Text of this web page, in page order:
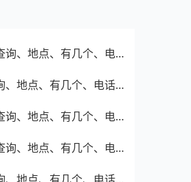
双滦区驾考考场查询、地点、有几个、电话、上班时间
南昌驾考考场查询、地点、有几个、电话、上班时间
开平市驾考考场查询、地点、有几个、电话、上班时间
龙江县驾考考场查询、地点、有几个、电话、上班时间